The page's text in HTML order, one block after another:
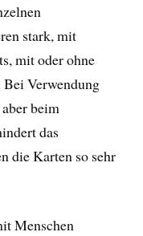
stark, mit
mit oder ohne
Bei Verwendung
beim
das
die Karten so sehr
Menschen